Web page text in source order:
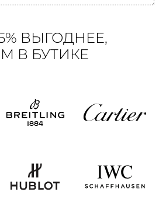
ВЫГОДНЕЕ,
В БУТИКЕ